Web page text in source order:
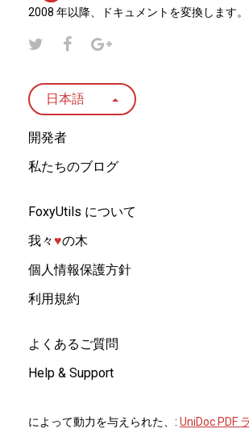
2008 年以降、ドキュメントを変換します。
日本語
開発者
私たちのブログ
FoxyUtils について
我々♥︎の木
個人情報保護方針
利用規約
よくあるご質問
Help & Support
によって動力を与えられた、: UniDoc PDF